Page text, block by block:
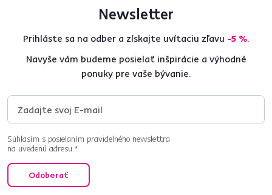
Newsletter
Prihláste sa na odber a získajte uvítaciu zľavu -5 %.
Navyše vám budeme posielať inšpirácie a výhodné
ponuky pre vaše bývanie.
Súhlasím s posielaním pravidelného newslettra
na uvedenú adresu.*
Odoberať